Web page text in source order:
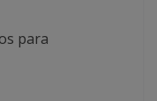
para